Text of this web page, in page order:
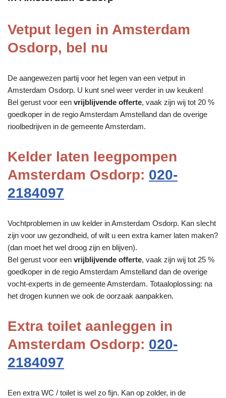
Vetput legen in Amsterdam
Osdorp, bel nu
De aangewezen partij voor het legen van een vetput in
Amsterdam Osdorp. U kunt snel weer verder in uw keuken!
Bel gerust voor een vrijblijvende offerte, vaak zijn wij tot 20 %
goedkoper in de regio Amsterdam Amstelland dan de overige
rioolbedrijven in de gemeente Amsterdam.
Kelder laten leegpompen
Amsterdam Osdorp: 020-
2184097
Vochtproblemen in uw kelder in Amsterdam Osdorp. Kan slecht
zijn voor uw gezondheid, of wilt u een extra kamer laten maken?
(dan moet het wel droog zijn en blijven).
Bel gerust voor een vrijblijvende offerte, vaak zijn wij tot 25 %
goedkoper in de regio Amsterdam Amstelland dan de overige
vocht-experts in de gemeente Amsterdam. Totaaloplossing: na
het drogen kunnen we ook de oorzaak aanpakken.
Extra toilet aanleggen in
Amsterdam Osdorp: 020-
2184097
Een extra WC / toilet is wel zo fijn. Kan op zolder, in de